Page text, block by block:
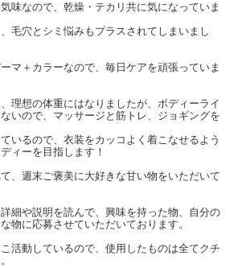
味なので、乾燥・テカリ共に気になっていま
毛穴とシミ悩みもプラスされてしまいまし
マ＋カラーなので、毎日ケアを頑張っていま
理想の体重にはなりましたが、ボディーライ
いので、マッサージと筋トレ、ジョギングを
いるので、衣装をカッコよく着こなせるよう
ィーを目指します！
、週末ご褒美に大好きな甘い物をいただいて
細や説明を読んで、興味を持った物、自分の
物に応募させていただいております。
活動しているので、使用したものは全てクチ